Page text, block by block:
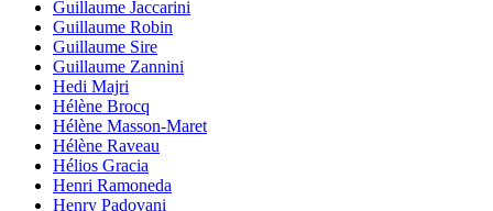
Guillaume Jaccarini
Guillaume Robin
Guillaume Sire
Guillaume Zannini
Hedi Majri
Hélène Brocq
Hélène Masson-Maret
Hélène Raveau
Hélios Gracia
Henri Ramoneda
Henry Padovani